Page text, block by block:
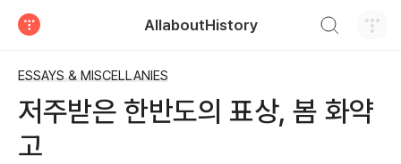
AllaboutHistory
ESSAYS & MISCELLANIES
저주받은 한반도의 표상, 봄 화약
고